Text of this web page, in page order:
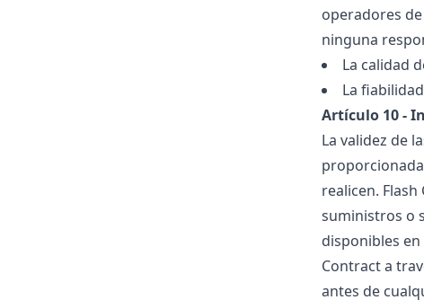
operadores
ninguna
La calidad
La
Artículo 10 -
La validez de
realicen.
suministros o
disponibles
Contract a
antes de